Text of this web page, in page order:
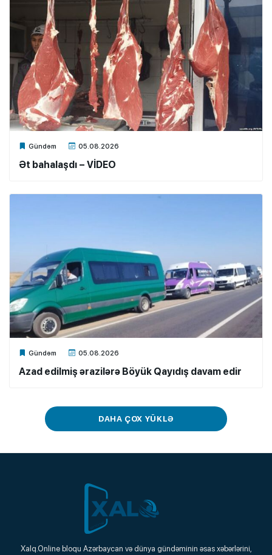
Gündəm 05.08.2026
Xalq.Online
Ət bahalaşdı – VİDEO
Gündəm 05.08.2026
Xalq.Online
Azad edilmiş ərazilərə Böyük Qayıdış davam edir
DAHA ÇOX YÜKLƏ
Xalq.Online
Xalq.Online bloqu Azərbaycan və dünya gündəminin əsas xəbərlərini,